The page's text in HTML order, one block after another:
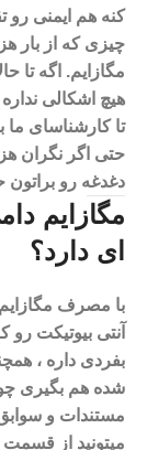
کنه هم ایمنی
چیزی که از بار
مگازایم. اگه تا
هیچ اشکالی
تا کارشناسای
حتی اگر نگران
دغدغه رو براتون
مگازایم
ای دارد؟
با مصرف
آنتی بیوتیکت
بفردی داره ،
شده هم بگیری
مستندات و
میتونید از